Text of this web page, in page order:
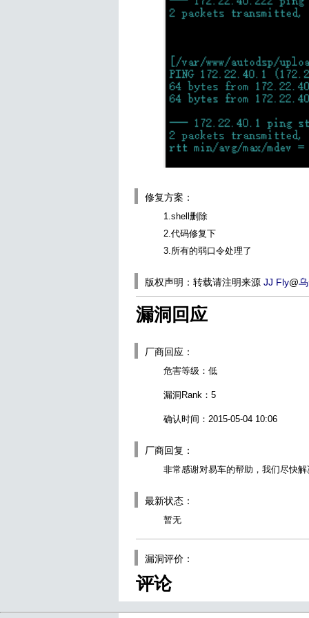
修复方案：
1.shell删除
2.代码修复下
3.所有的弱口令处理了
版权声明：转载请注明来源 JJ Fly@
漏洞回应
厂商回应：
危害等级：低
漏洞Rank：5
确认时间：2015-05-04 10:06
厂商回复：
非常感谢对易车的帮助，我们尽快
最新状态：
暂无
漏洞评价：
评论